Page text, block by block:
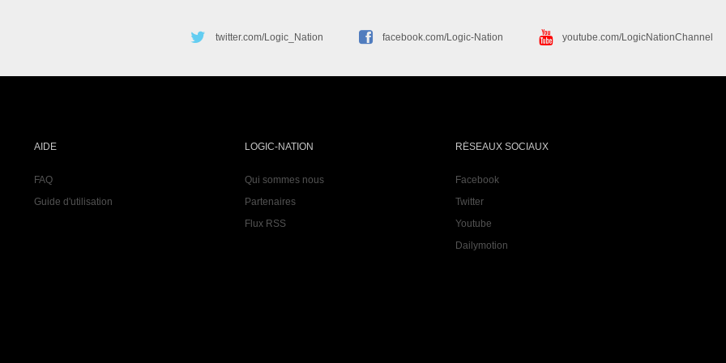
twitter.com/Logic_Nation facebook.com/Logic-Nation youtube.com/LogicNationChannel
AIDE
FAQ
Guide d'utilisation
LOGIC-NATION
Qui sommes nous
Partenaires
Flux RSS
RÉSEAUX SOCIAUX
Facebook
Twitter
Youtube
Dailymotion